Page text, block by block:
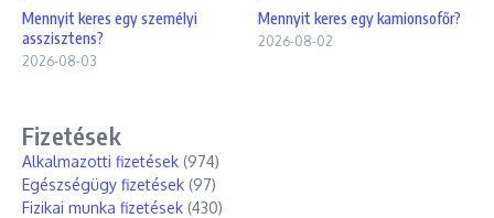
Mennyit keres egy személyi
asszisztens?
2026-08-03
Mennyit keres egy kamionsofőr?
2026-08-02
Fizetések
Alkalmazotti fizetések (974)
Egészségügy fizetések (97)
Fizikai munka fizetések (430)